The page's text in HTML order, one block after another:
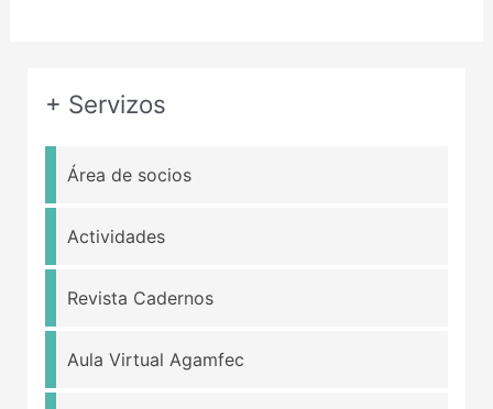
+ Servizos
Área de socios
Actividades
Revista Cadernos
Aula Virtual Agamfec